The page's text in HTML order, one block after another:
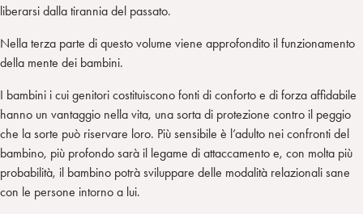
liberarsi dalla tirannia del passato.
Nella terza parte di questo volume viene approfondito il funzionamento
della mente dei bambini.
I bambini i cui genitori costituiscono fonti di conforto e di forza affidabile
hanno un vantaggio nella vita, una sorta di protezione contro il peggio
che la sorte può riservare loro. Più sensibile è l’adulto nei confronti del
bambino, più profondo sarà il legame di attaccamento e, con molta più
probabilità, il bambino potrà sviluppare delle modalità relazionali sane
con le persone intorno a lui.